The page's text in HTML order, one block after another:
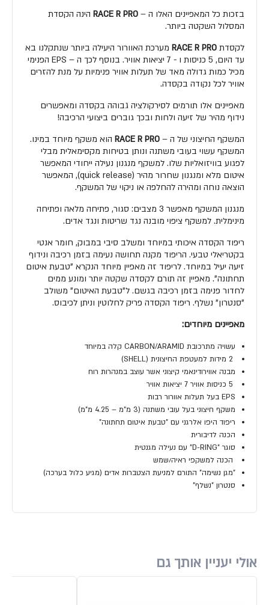
בזכות כל המאפיינים האלו ה – RACE R PRO הינה הקסדת
המסלול השקטה ביותר.
לקסדת RACE R PRO מערכת האוורור היעילה ביותר שנתקלנו בא
עד היום, 5 כניסות ו - 7 יציאות אוויר. בנוסף לכך ה – EPS הפנימי
מכיל כמות גדולה מאד של תעלות אוויר פנימיות על מנת להזרים
אוויר לכל נקודה בקסדה.
מאפיינים אלו תורמים לסירקולציה גבוהה בקסדה ומאפשרים
נידוף מהיר של זיעה ולחות ובכך גוברים ביצועי הרכיבה!
המשקף החיצוני של ה – RACE R PRO הוא משקף מיוחד במינו.
המשקף עשוי בעובי משתנה ונותן בטיחות מקסימאלית מבלי
לפגוע בוויזואליות שלו. למשקף מנגנון נעילה ייחודי המאפשר
איטום מלא ומנגנון שחרור מהיר (quick release), המאפשר
הוצאה נוחה ומהירה להחלפה או ניקוי של המשקף.
מנגנון המשקף מאפשר 3 מצבים: סגור, פתיחה מלאה ופתיחה
מינימלית. למשקף ציפוי מובנה נגד שריטות ונגד אדים.
ריפוד הקסדה איכותי במיוחד ומשלב סיבי במבוק, חומר אנטי
בקטריאלי טבעי. הריפוד מקנה תחושה נעימה בזמן רכיבה ונידוף
זיעה יעיל במיוחד. לריפוד זה מאפיין מיוחד הנקרא "טבעת איטום
תחתונה". מאפיין זה תורם לקסדה שקטה יותר ומונע ממים
לחדור פנימה בזמן רכיבה בגשם. ל"טבעת האיטום" משולב
"סנטרון" נשלף. ריפוד הקסדה פריק לחלוטין וניתן לכיבוס.
מאפיינים מיוחדים:
עשויה מתרכובת CARBON/ARAMID קלה במיוחד
מבנה אווירודינאמי קיצוני אשר עוצב במנהרות רוח
EPS בעל תעלות אוורור רבות
משקף חיצוני בעל עובי משתנה (3 מ"מ – 4.25 מ"מ)
ריפוד היפו אלרגני עם "טבעת איטום תחתונה"
הכנה לדיבורית
סוגר "D-RING" עם נעילה מגנטית
הכנה למשקפי ראיה/שמש
"מגן נשימה" התורם למניעת הצטברות אדים (מגיע כלול בערכה)
סנטרון "נשלף"
אולי יעניין אותך גם